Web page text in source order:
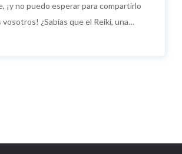
¡y no puedo esperar para compartirlo
¿Sabías que el Reiki, una